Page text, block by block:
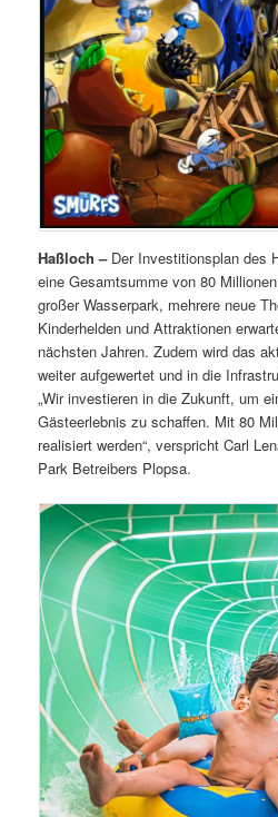
Haßloch –Der Investitionsplan des
eine Gesamtsumme von 80
großer Wasserpark, mehrere neue
Kinderhelden und Attraktionen
nächsten Jahren. Zudem wird das
weiter aufgewertet und in die
„Wir investieren in die Zukunft, um
Gästeerlebnis zu schaffen. Mit 80
realisiert werden“, verspricht Carl
Park Betreibers Plopsa.